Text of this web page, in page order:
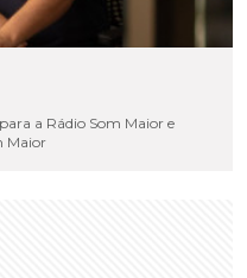
a Rádio Som Maior e
Maior